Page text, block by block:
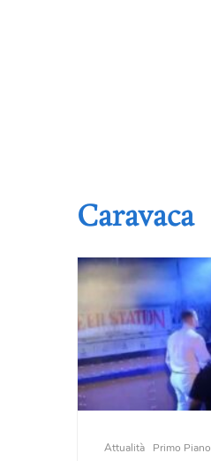
Caravaca
Attualità Primo Piano